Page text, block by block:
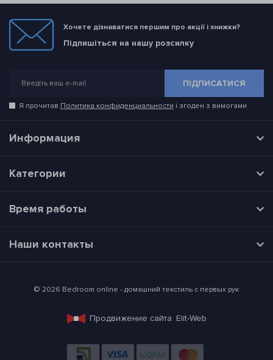
Хочете дізнаватися першим про акції і знижки?
Підпишіться на нашу розсилку
ПІДПИСАТИСЯ
Я прочитав Политика конфиденциальности і згоден з вимогами
Информация
Категории
Время работы
Наши контакты
© 2026 Bedroom online - домашний текстиль с первых рук
Продвижение сайта Elit-Web